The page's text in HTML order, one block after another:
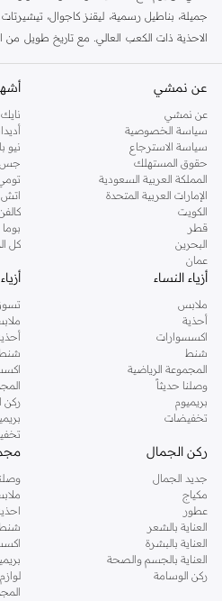
جميلة، بناطيل رسمية، ليقنز كاجوال،
الاحذية ذات الكعب العالي. مع تاريخ طويل من
كنت تقومين بتجديد خزانة ملابسك الملائمة
اليه.
تسوقي دوروثي بيركنز اون لاين مسقط
تسوقي دوروثي بيركنز اون لاين من نمشي
دوروثي بيركنز الشهيرة. تصفحي المجموعة
استخدمي القائمة لتحديد تجربة تسوق دوروثي
والدعم الاستثنائي يضمن لك تجربة تسوق
عن نمشي
عن نمشي
سياسة الخصوصية
سياسة الاسترجاع
حقوق المستهلك
المملكة العربية السعودية
الإمارات العربية المتحدة
الكويت
قطر
البحرين
عمان
نايك
نيو
جس
اتش
بوما
كل
أزياء النساء
ملابس
أحذية
اكسسوارات
شنط
المجموعة الرياضية
وصلنا حديثاً
بريميوم
تخفيضات
شنط
ركن
ركن الجمال
جديد الجمال
مكياج
عطور
العناية بالشعر
العناية بالبشرة
العناية بالجسم والصحة
ركن الوسامة
شنط